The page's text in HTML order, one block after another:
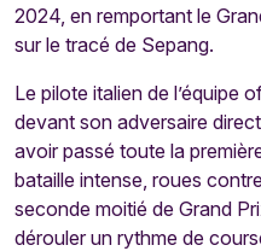
2024, en remportant le
sur le tracé de Sepang.
Le pilote italien de l’équipe
devant son adversaire
avoir passé toute la
bataille intense, roues
seconde moitié de Grand
dérouler un rythme de